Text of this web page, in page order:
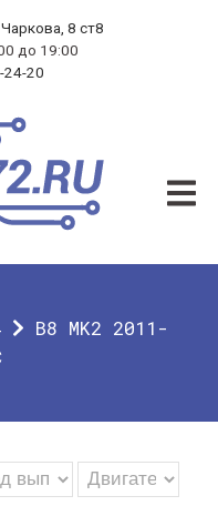
8 ст8
до 19:00
24-20
B8 MK2 2011-